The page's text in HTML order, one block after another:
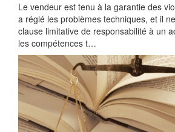
Le vendeur est tenu à la garantie des
a réglé les problèmes techniques, et il
clause limitative de responsabilité à un
les compétences t…